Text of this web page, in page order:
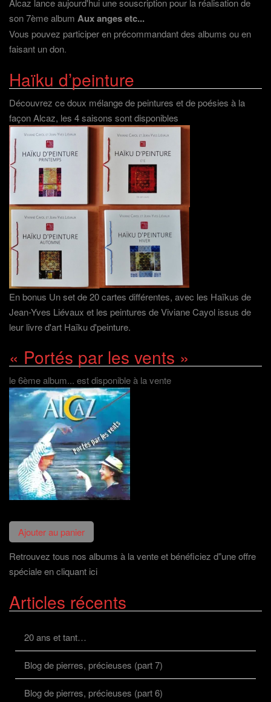
Alcaz lance aujourd'hui une souscription pour la réalisation de
son 7ème album Aux anges etc...
Vous pouvez participer en précommandant des albums ou en
faisant un don.
Haïku d’peinture
Découvrez ce doux mélange de peintures et de poésies à la
façon Alcaz, les 4 saisons sont disponibles
En bonus Un set de 20 cartes différentes, avec les Haïkus de
Jean-Yves Liévaux et les peintures de Viviane Cayol issus de
leur livre d'art Haïku d'peinture.
« Portés par les vents »
le 6ème album... est disponible à la vente
Retrouvez tous nos albums à la vente et bénéficiez d"une offre
spéciale en cliquant ici
Articles récents
20 ans et tant…
Blog de pierres, précieuses (part 7)
Blog de pierres, précieuses (part 6)